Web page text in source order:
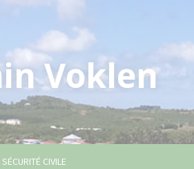
Voklen
SÉCURITÉ CIVILE